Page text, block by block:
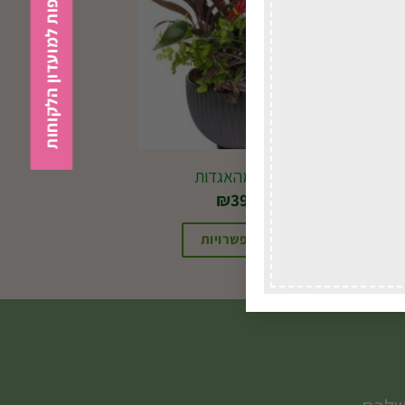
קוקטייל מהאגדות
₪394.00
בחירת אפשרויות
הצטרפות למועדון הלקוחות